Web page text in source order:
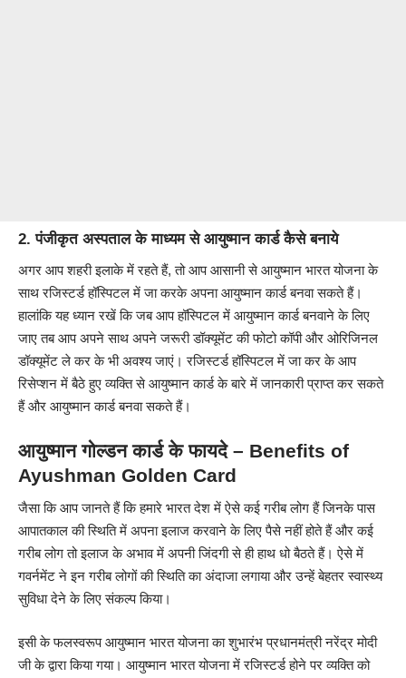
2. पंजीकृत अस्पताल के माध्यम से आयुष्मान कार्ड कैसे बनाये
अगर आप शहरी इलाके में रहते हैं, तो आप आसानी से आयुष्मान भारत योजना के
साथ रजिस्टर्ड हॉस्पिटल में जा करके अपना आयुष्मान कार्ड बनवा सकते हैं।
हालांकि यह ध्यान रखें कि जब आप हॉस्पिटल में आयुष्मान कार्ड बनवाने के लिए
जाए तब आप अपने साथ अपने जरूरी डॉक्यूमेंट की फोटो कॉपी और ओरिजिनल
डॉक्यूमेंट ले कर के भी अवश्य जाएं। रजिस्टर्ड हॉस्पिटल में जा कर के आप
रिसेप्शन में बैठे हुए व्यक्ति से आयुष्मान कार्ड के बारे में जानकारी प्राप्त कर सकते
हैं और आयुष्मान कार्ड बनवा सकते हैं।
आयुष्मान गोल्डन कार्ड के फायदे – Benefits of
Ayushman Golden Card
जैसा कि आप जानते हैं कि हमारे भारत देश में ऐसे कई गरीब लोग हैं जिनके पास
आपातकाल की स्थिति में अपना इलाज करवाने के लिए पैसे नहीं होते हैं और कई
गरीब लोग तो इलाज के अभाव में अपनी जिंदगी से ही हाथ धो बैठते हैं। ऐसे में
गवर्नमेंट ने इन गरीब लोगों की स्थिति का अंदाजा लगाया और उन्हें बेहतर स्वास्थ्य
सुविधा देने के लिए संकल्प किया।
इसी के फलस्वरूप आयुष्मान भारत योजना का शुभारंभ प्रधानमंत्री नरेंद्र मोदी
जी के द्वारा किया गया। आयुष्मान भारत योजना में रजिस्टर्ड होने पर व्यक्ति को